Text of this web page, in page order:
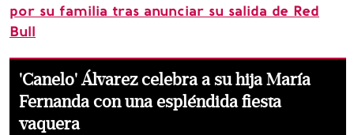
por su familia tras anunciar su salida de Red
Bull
'Canelo' Álvarez celebra a su hija María
Fernanda con una espléndida fiesta
vaquera